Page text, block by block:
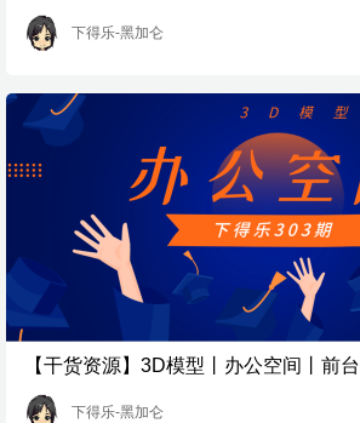
下得乐-黑加仑
【干货资源】3D模型丨办公空间丨前
下得乐-黑加仑